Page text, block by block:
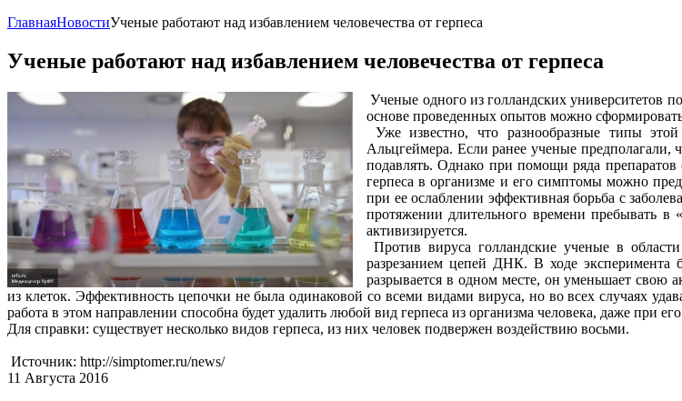
ГлавнаяНовостиУченые работают над избавлением человечества от герпеса
Ученые работают над избавлением человечества от герпеса
Ученые одного из голландских университетов
основе проведенных опытов можно
Уже известно, что разнообразные типы
Альцгеймера. Если ранее ученые предполагали,
подавлять. Однако при помощи ряда
герпеса в организме и его симптомы можно
при ее ослаблении эффективная борьба с
протяжении длительного времени пребывать
активизируется.
Против вируса голландские ученые в области
разрезанием цепей ДНК. В ходе эксперимента
разрывается в одном месте, он уменьшает свою
из клеток. Эффективность цепочки не была одинаковой со всеми видами вируса, но во всех случаях
работа в этом направлении способна будет удалить любой вид герпеса из организма человека, даже при
Для справки: существует несколько видов герпеса, из них человек подвержен воздействию восьми.
Источник: http://simptomer.ru/news/
11 Августа 2016